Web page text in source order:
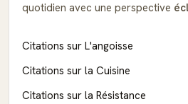
quotidien avec une perspective
Citations sur L'angoisse
Citations sur la Cuisine
Citations sur la Résistance